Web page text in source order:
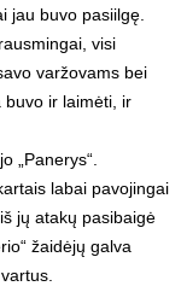
jau buvo pasiilgę.
visi
varžovams bei
buvo ir laimėti, ir
„Panerys“.
labai pavojingai
jų atakų pasibaigė
žaidėjų galva